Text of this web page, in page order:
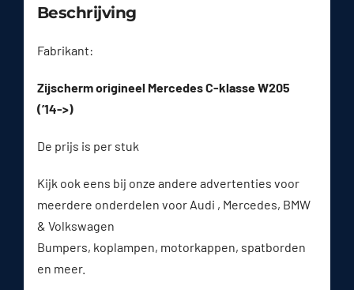
Beschrijving
Fabrikant:
Zijscherm origineel Mercedes C-klasse W205
(’14->)
De prijs is per stuk
Kijk ook eens bij onze andere advertenties voor
meerdere onderdelen voor Audi , Mercedes, BMW
& Volkswagen
Bumpers, koplampen, motorkappen, spatborden
en meer.